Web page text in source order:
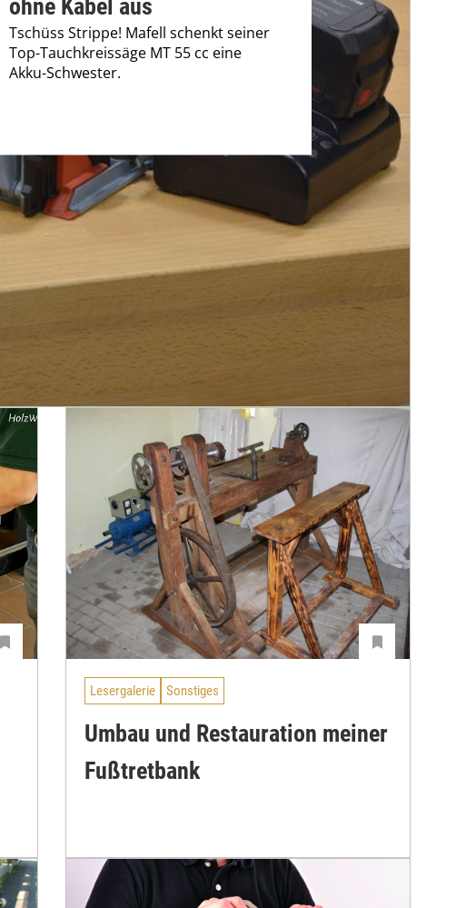
ohne Kabel aus
Tschüss Strippe! Mafell schenkt seiner
Top-Tauchkreissäge MT 55 cc eine
Akku-Schwester.
Lesergalerie Sonstiges
Umbau und Restauration meiner
Fußtretbank